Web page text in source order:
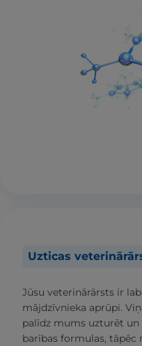
Uzticas
Jūsu veterinārārsts ir
mājdzīvnieka aprūpi.
palīdz mums uzturēt
barības formulas,